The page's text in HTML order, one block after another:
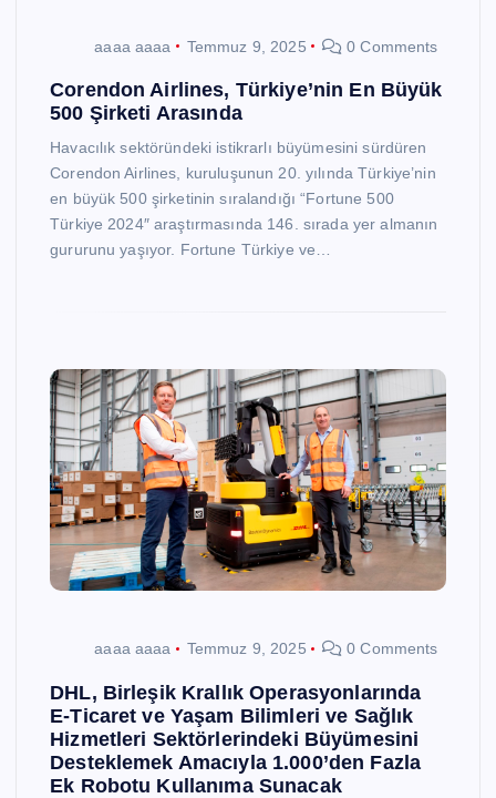
aaaa aaaa Temmuz 9, 2025 0 Comments
Corendon Airlines, Türkiye’nin En Büyük
500 Şirketi Arasında
Havacılık sektöründeki istikrarlı büyümesini sürdüren
Corendon Airlines, kuruluşunun 20. yılında Türkiye’nin
en büyük 500 şirketinin sıralandığı “Fortune 500
Türkiye 2024″ araştırmasında 146. sırada yer almanın
gururunu yaşıyor. Fortune Türkiye ve…
aaaa aaaa Temmuz 9, 2025 0 Comments
DHL, Birleşik Krallık Operasyonlarında
E-Ticaret ve Yaşam Bilimleri ve Sağlık
Hizmetleri Sektörlerindeki Büyümesini
Desteklemek Amacıyla 1.000’den Fazla
Ek Robotu Kullanıma Sunacak